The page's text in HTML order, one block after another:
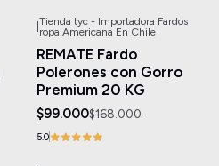
-41%OFF
Tienda tyc - Importadora Fardos
ropa Americana En Chile
REMATE Fardo
Polerones con Gorro
Premium 20 KG
$99.000$168.000
5.0